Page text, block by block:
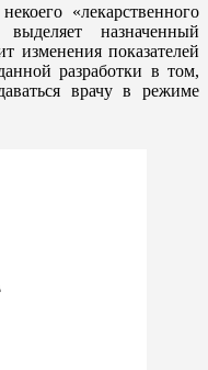
«лекарственного
назначенный
изменения показателей
разработки в том,
врачу в режиме